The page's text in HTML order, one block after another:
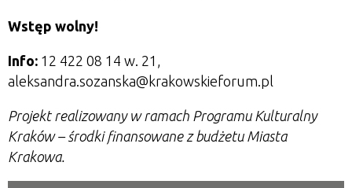
Wstęp wolny!
Info: 12 422 08 14 w. 21,
aleksandra.sozanska@krakowskieforum.pl
Projekt realizowany w ramach Programu Kulturalny
Kraków – środki finansowane z budżetu Miasta
Krakowa.